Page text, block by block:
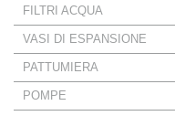
FILTRI ACQUA
VASI DI ESPANSIONE
PATTUMIERA
POMPE